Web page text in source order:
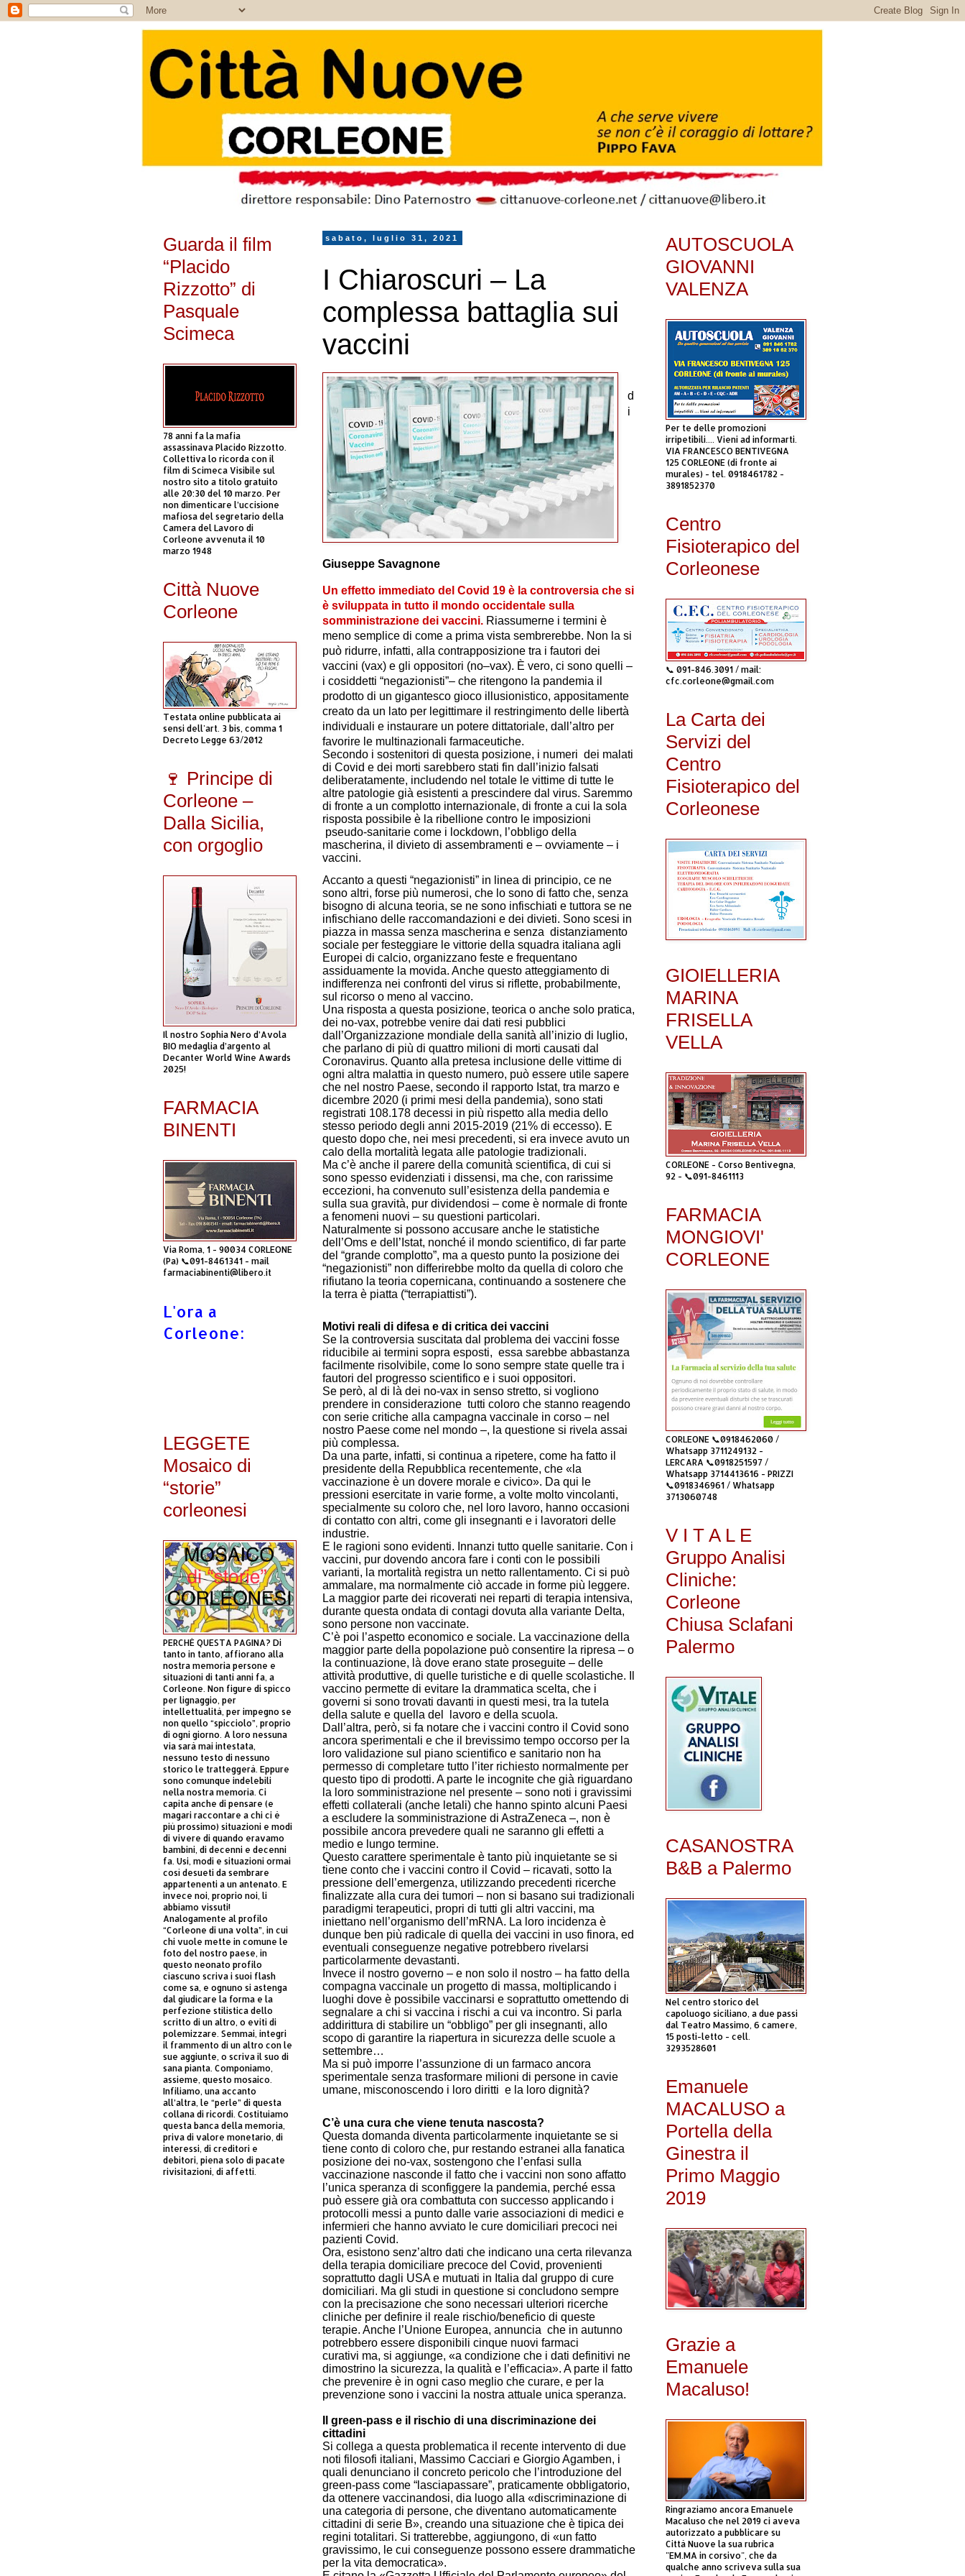
sabato, luglio 31, 2021
I Chiaroscuri – La
complessa battaglia sui
vaccini
d
i
Giuseppe Savagnone
Un effetto immediato del Covid 19 è la controversia che si
è sviluppata in tutto il mondo occidentale sulla
somministrazione dei vaccini. Riassumerne i termini è
meno semplice di come a prima vista sembrerebbe. Non la si
può ridurre, infatti, alla contrapposizione tra i fautori dei
vaccini (vax) e gli oppositori (no–vax). È vero, ci sono quelli –
i cosiddetti “negazionisti”– che ritengono la pandemia il
prodotto di un gigantesco gioco illusionistico, appositamente
creato da un lato per legittimare il restringimento delle libertà
individuali e instaurare un potere dittatoriale, dall’altro per
favorire le multinazionali farmaceutiche.
Secondo i sostenitori di questa posizione, i numeri dei malati
di Covid e dei morti sarebbero stati fin dall’inizio falsati
deliberatamente, includendo nel totale le vittime di tutte le
altre patologie già esistenti a prescindere dal virus. Saremmo
di fronte a un complotto internazionale, di fronte a cui la sola
risposta possibile è la ribellione contro le imposizioni
pseudo-sanitarie come i lockdown, l’obbligo della
mascherina, il divieto di assembramenti e – ovviamente – i
vaccini.
Accanto a questi “negazionisti” in linea di principio, ce ne
sono altri, forse più numerosi, che lo sono di fatto che, senza
bisogno di alcuna teoria, se ne sono infischiati e tuttora se ne
infischiano delle raccomandazioni e dei divieti. Sono scesi in
piazza in massa senza mascherina e senza distanziamento
sociale per festeggiare le vittorie della squadra italiana agli
Europei di calcio, organizzano feste e frequentano
assiduamente la movida. Anche questo atteggiamento di
indifferenza nei confronti del virus si riflette, probabilmente,
sul ricorso o meno al vaccino.
Una risposta a questa posizione, teorica o anche solo pratica,
dei no-vax, potrebbe venire dai dati resi pubblici
dall’Organizzazione mondiale della sanità all’inizio di luglio,
che parlano di più di quattro milioni di morti causati dal
Coronavirus. Quanto alla pretesa inclusione delle vittime di
ogni altra malattia in questo numero, può essere utile sapere
che nel nostro Paese, secondo il rapporto Istat, tra marzo e
dicembre 2020 (i primi mesi della pandemia), sono stati
registrati 108.178 decessi in più rispetto alla media dello
stesso periodo degli anni 2015-2019 (21% di eccesso). E
questo dopo che, nei mesi precedenti, si era invece avuto un
calo della mortalità legata alle patologie tradizionali.
Ma c’è anche il parere della comunità scientifica, di cui si
sono spesso evidenziati i dissensi, ma che, con rarissime
eccezioni, ha convenuto sull’esistenza della pandemia e
sulla sua gravità, pur dividendosi – come è normale di fronte
a fenomeni nuovi – su questioni particolari.
Naturalmente si possono accusare anche le statistiche
dell’Oms e dell’Istat, nonché il mondo scientifico, di far parte
del “grande complotto”, ma a questo punto la posizione dei
“negazionisti” non differirebbe molto da quella di coloro che
rifiutano la teoria copernicana, continuando a sostenere che
la terra è piatta (“terrapiattisti”).
Motivi reali di difesa e di critica dei vaccini
Se la controversia suscitata dal problema dei vaccini fosse
riducibile ai termini sopra esposti, essa sarebbe abbastanza
facilmente risolvibile, come lo sono sempre state quelle tra i
fautori del progresso scientifico e i suoi oppositori.
Se però, al di là dei no-vax in senso stretto, si vogliono
prendere in considerazione tutti coloro che stanno reagendo
con serie critiche alla campagna vaccinale in corso – nel
nostro Paese come nel mondo –, la questione si rivela assai
più complessa.
Da una parte, infatti, si continua a ripetere, come ha fatto il
presidente della Repubblica recentemente, che «la
vaccinazione è un dovere morale e civico». Da qui le
pressioni esercitate in varie forme, a volte molto vincolanti,
specialmente su coloro che, nel loro lavoro, hanno occasioni
di contatto con altri, come gli insegnanti e i lavoratori delle
industrie.
E le ragioni sono evidenti. Innanzi tutto quelle sanitarie. Con i
vaccini, pur dovendo ancora fare i conti con le possibili
varianti, la mortalità registra un netto rallentamento. Ci si può
ammalare, ma normalmente ciò accade in forme più leggere.
La maggior parte dei ricoverati nei reparti di terapia intensiva,
durante questa ondata di contagi dovuta alla variante Delta,
sono persone non vaccinate.
C’è poi l’aspetto economico e sociale. La vaccinazione della
maggior parte della popolazione può consentire la ripresa – o
la continuazione, là dove erano state proseguite – delle
attività produttive, di quelle turistiche e di quelle scolastiche. Il
vaccino permette di evitare la drammatica scelta, che i
governi si sono trovati davanti in questi mesi, tra la tutela
della salute e quella del lavoro e della scuola.
Dall’altra, però, si fa notare che i vaccini contro il Covid sono
ancora sperimentali e che il brevissimo tempo occorso per la
loro validazione sul piano scientifico e sanitario non ha
permesso di completare tutto l’iter richiesto normalmente per
questo tipo di prodotti. A parte le incognite che già riguardano
la loro somministrazione nel presente – sono noti i gravissimi
effetti collaterali (anche letali) che hanno spinto alcuni Paesi
a escludere la somministrazione di AstraZeneca –, non è
possibile ancora prevedere quali ne saranno gli effetti a
medio e lungo termine.
Questo carattere sperimentale è tanto più inquietante se si
tiene conto che i vaccini contro il Covid – ricavati, sotto la
pressione dell’emergenza, utilizzando precedenti ricerche
finalizzate alla cura dei tumori – non si basano sui tradizionali
paradigmi terapeutici, propri di tutti gli altri vaccini, ma
iniettano nell’organismo dell’mRNA. La loro incidenza è
dunque ben più radicale di quella dei vaccini in uso finora, ed
eventuali conseguenze negative potrebbero rivelarsi
particolarmente devastanti.
Invece il nostro governo – e non solo il nostro – ha fatto della
compagna vaccinale un progetto di massa, moltiplicando i
luoghi dove è possibile vaccinarsi e soprattutto omettendo di
segnalare a chi si vaccina i rischi a cui va incontro. Si parla
addirittura di stabilire un “obbligo” per gli insegnanti, allo
scopo di garantire la riapertura in sicurezza delle scuole a
settembre…
Ma si può imporre l’assunzione di un farmaco ancora
sperimentale senza trasformare milioni di persone in cavie
umane, misconoscendo i loro diritti e la loro dignità?
C’è una cura che viene tenuta nascosta?
Questa domanda diventa particolarmente inquietante se si
tiene conto di coloro che, pur restando estranei alla fanatica
posizione dei no-vax, sostengono che l’enfasi sulla
vaccinazione nasconde il fatto che i vaccini non sono affatto
l’unica speranza di sconfiggere la pandemia, perché essa
può essere già ora combattuta con successo applicando i
protocolli messi a punto dalle varie associazioni di medici e
infermieri che hanno avviato le cure domiciliari precoci nei
pazienti Covid.
Ora, esistono senz’altro dati che indicano una certa rilevanza
della terapia domiciliare precoce del Covid, provenienti
soprattutto dagli USA e mutuati in Italia dal gruppo di cure
domiciliari. Ma gli studi in questione si concludono sempre
con la precisazione che sono necessari ulteriori ricerche
cliniche per definire il reale rischio/beneficio di queste
terapie. Anche l’Unione Europea, annuncia che in autunno
potrebbero essere disponibili cinque nuovi farmaci
curativi ma, si aggiunge, «a condizione che i dati definitivi ne
dimostrino la sicurezza, la qualità e l’efficacia». A parte il fatto
che prevenire è in ogni caso meglio che curare, e per la
prevenzione sono i vaccini la nostra attuale unica speranza.
Il green-pass e il rischio di una discriminazione dei
cittadini
Si collega a questa problematica il recente intervento di due
noti filosofi italiani, Massimo Cacciari e Giorgio Agamben, i
quali denunciano il concreto pericolo che l’introduzione del
green-pass come “lasciapassare”, praticamente obbligatorio,
da ottenere vaccinandosi, dia luogo alla «discriminazione di
una categoria di persone, che diventano automaticamente
cittadini di serie B», creando una situazione che è tipica dei
regini totalitari. Si tratterebbe, aggiungono, di «un fatto
gravissimo, le cui conseguenze possono essere drammatiche
per la vita democratica».
Guarda il film
“Placido
Rizzotto” di
Pasquale
Scimeca
78 anni fa la mafia
assassinava Placido Rizzotto.
Collettiva lo ricorda con il
film di Scimeca Visibile sul
nostro sito a titolo gratuito
alle 20:30 del 10 marzo. Per
non dimenticare l’uccisione
mafiosa del segretario della
Camera del Lavoro di
Corleone avvenuta il 10
marzo 1948
Città Nuove
Corleone
Testata online pubblicata ai
sensi dell'art. 3 bis, comma 1
Decreto Legge 63/2012
🍷 Principe di
Corleone –
Dalla Sicilia,
con orgoglio
Il nostro Sophia Nero d’Avola
BIO medaglia d’argento al
Decanter World Wine Awards
2025!
FARMACIA
BINENTI
Via Roma, 1 - 90034 CORLEONE
(Pa) 📞091-8461341 - mail
farmaciabinenti@libero.it
L'ora a
Corleone:
LEGGETE
Mosaico di
“storie”
corleonesi
PERCHÈ QUESTA PAGINA? Di
tanto in tanto, affiorano alla
nostra memoria persone e
situazioni di tanti anni fa, a
Corleone. Non figure di spicco
per lignaggio, per
intellettualità, per impegno se
non quello “spicciolo”, proprio
di ogni giorno. A loro nessuna
via sarà mai intestata,
nessuno testo di nessuno
storico le tratteggerà. Eppure
sono comunque indelebili
nella nostra memoria. Ci
capita anche di pensare (e
magari raccontare a chi ci è
più prossimo) situazioni e modi
di vivere di quando eravamo
bambini, di decenni e decenni
fa. Usi, modi e situazioni ormai
così desueti da sembrare
appartenenti a un antenato. E
invece noi, proprio noi, li
abbiamo vissuti!
Analogamente al profilo
“Corleone di una volta”, in cui
chi vuole mette in comune le
foto del nostro paese, in
questo neonato profilo
ciascuno scriva i suoi flash
come sa, e ognuno si astenga
dal giudicare la forma e la
perfezione stilistica dello
scritto di un altro, o eviti di
polemizzare. Semmai, integri
il frammento di un altro con le
sue aggiunte, o scriva il suo di
sana pianta. Componiamo,
assieme, questo mosaico.
Infiliamo, una accanto
all’altra, le “perle” di questa
collana di ricordi. Costituiamo
questa banca della memoria,
priva di valore monetario, di
interessi, di creditori e
debitori, piena solo di pacate
rivisitazioni, di affetti.
AUTOSCUOLA
GIOVANNI
VALENZA
Per te delle promozioni
irripetibili.... Vieni ad informarti.
VIA FRANCESCO BENTIVEGNA
125 CORLEONE (di fronte ai
murales) - tel. 0918461782 -
3891852370
Centro
Fisioterapico del
Corleonese
📞 091-846.3091 / mail:
cfc.corleone@gmail.com
La Carta dei
Servizi del
Centro
Fisioterapico del
Corleonese
GIOIELLERIA
MARINA
FRISELLA
VELLA
CORLEONE - Corso Bentivegna,
92 - 📞091-8461113
FARMACIA
MONGIOVI'
CORLEONE
CORLEONE 📞0918462060 /
Whatsapp 3711249132 -
LERCARA 📞0918251597 /
Whatsapp 3714413616 - PRIZZI
📞0918346961 / Whatsapp
3713060748
V I T A L E
Gruppo Analisi
Cliniche:
Corleone
Chiusa Sclafani
Palermo
CASANOSTRA
B&B a Palermo
Nel centro storico del
capoluogo siciliano, a due passi
dal Teatro Massimo, 6 camere,
15 posti-letto - cell.
3293528601
Emanuele
MACALUSO a
Portella della
Ginestra il
Primo Maggio
2019
Grazie a
Emanuele
Macaluso!
Ringraziamo ancora Emanuele
Macaluso che nel 2019 ci aveva
autorizzato a pubblicare su
Città Nuove la sua rubrica
"EM.MA in corsivo", che da
qualche anno scriveva sulla sua